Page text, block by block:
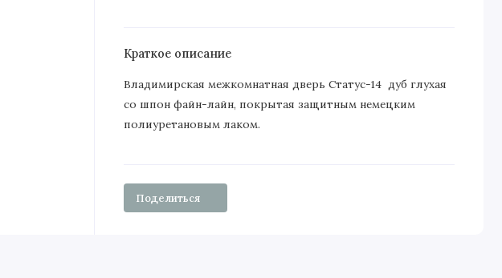
Краткое описание
Владимирская межкомнатная дверь Статус-14 дуб глухая
со шпон файн-лайн, покрытая защитным немецким
полиуретановым лаком.
Поделиться